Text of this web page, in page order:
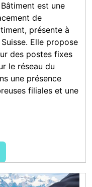
est une
de
présente à
Elle propose
des postes fixes
le réseau du
une présence
filiales et une